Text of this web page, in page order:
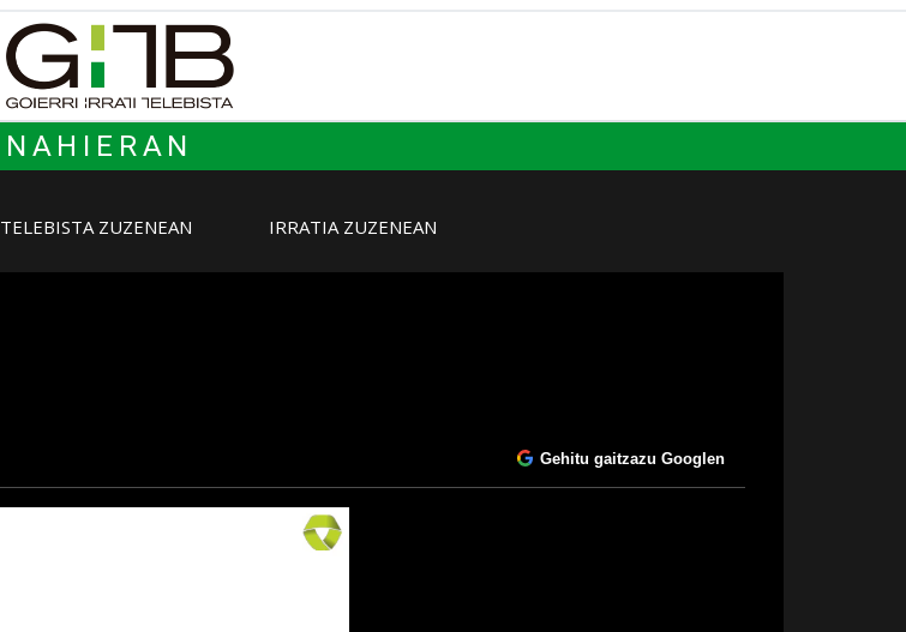
NAHIERAN
TELEBISTA ZUZENEAN IRRATIA ZUZENEAN
Gehitu gaitzazu Googlen